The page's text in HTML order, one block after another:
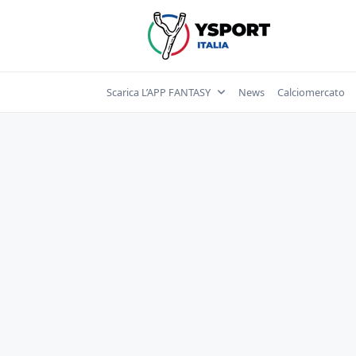
Scarica L’APP FANTASY News Calciomercato